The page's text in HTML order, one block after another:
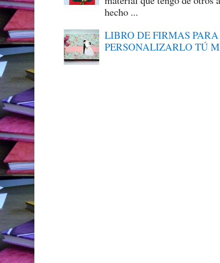
hecho ...
LIBRO DE FIRMAS
PERSONALIZARLO TÚ